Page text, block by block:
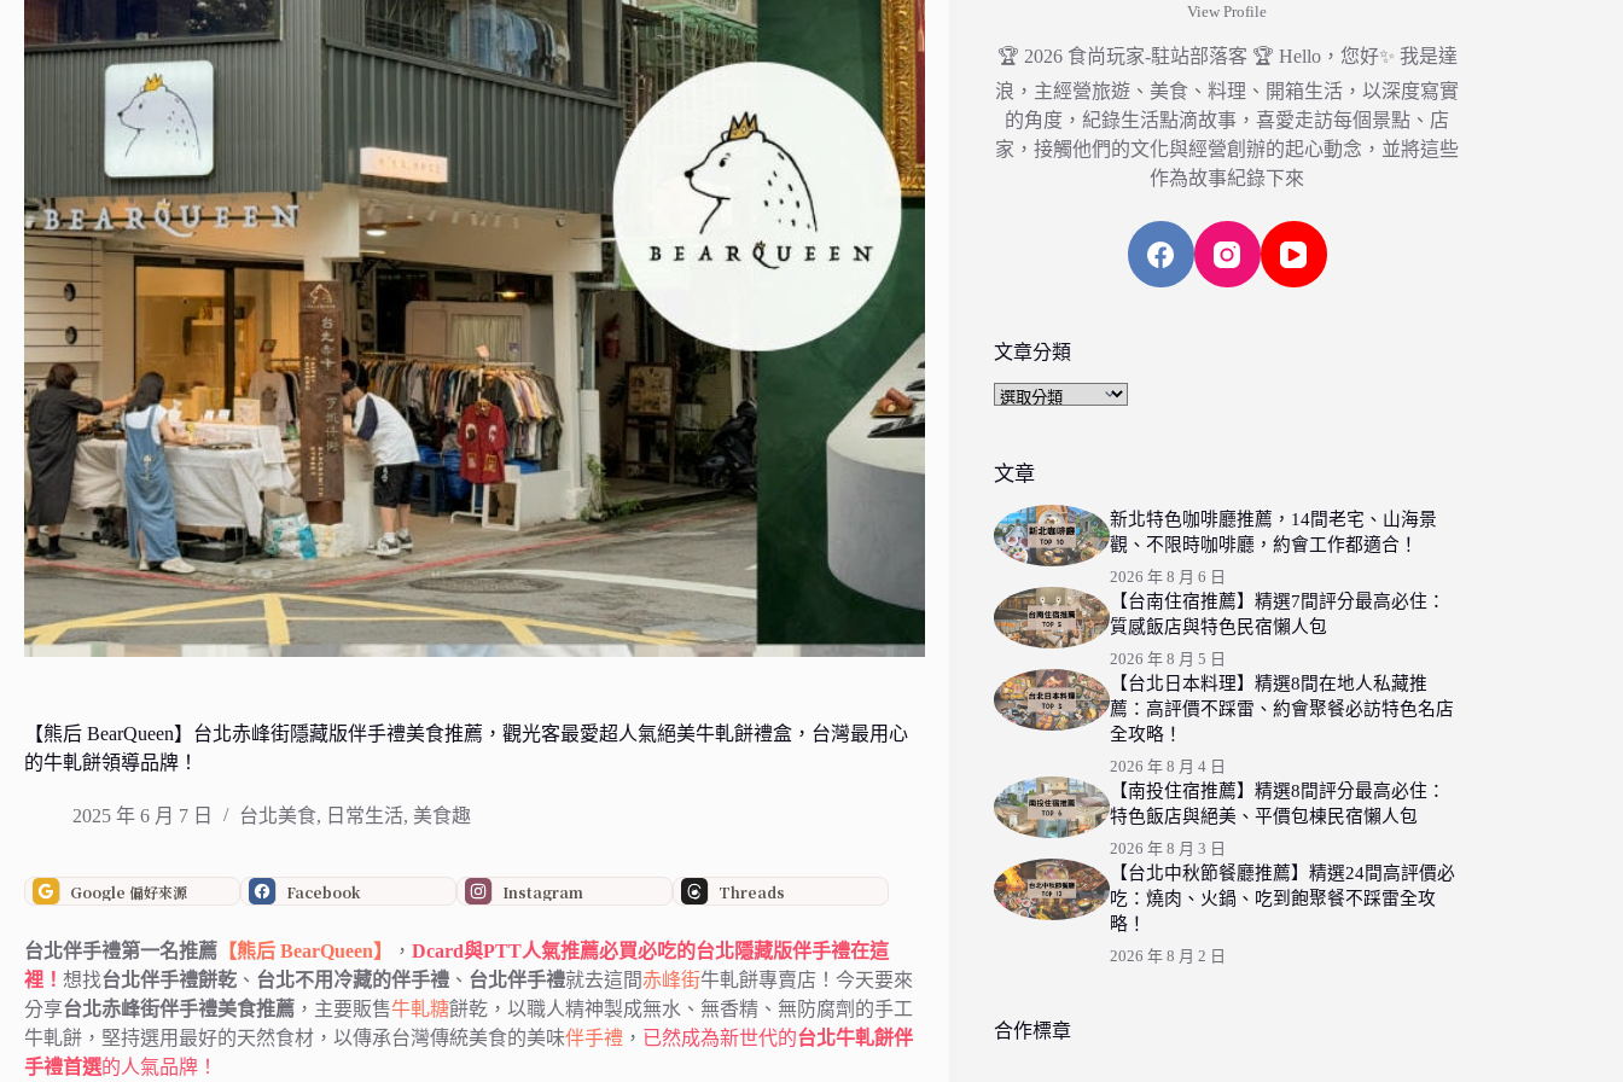
【熊后 BearQueen】台北赤峰街隱藏版伴手禮美食推薦，觀光客最愛超人氣絕美牛軋餅禮盒，台灣最用心
的牛軋餅領導品牌！
2025 年 6 月 7 日 台北美食, 日常生活, 美食趣
Google 偏好來源 Facebook Instagram Threads
台北伴手禮第一名推薦 【熊后 BearQueen】 ， Dcard與PTT人氣推薦必買必吃的台北隱藏版伴手禮在這
裡！ 想找台北伴手禮餅乾 、 台北不用冷藏的伴手禮 、 台北伴手禮就去這間赤峰街牛軋餅專賣店！今天要來
分享台北赤峰街伴手禮美食推薦 ，主要販售牛軋糖餅乾，以職人精神製成無水、無香精、無防腐劑的手工
牛軋餅，堅持選用最好的天然食材，以傳承台灣傳統美食的美味伴手禮 ， 已然成為新世代的台北牛軋餅伴
手禮首選的人氣品牌！
View Profile
🏆 2026 食尚玩家-駐站部落客 🏆 Hello，您好✨ 我是達
浪，主經營旅遊、美食、料理、開箱生活，以深度寫實
的角度，紀錄生活點滴故事，喜愛走訪每個景點、店
家，接觸他們的文化與經營創辦的起心動念，並將這些
作為故事紀錄下來
文章分類
文
類
文章
新北特色咖啡廳推薦，14間老宅、山海景
觀、不限時咖啡廳，約會工作都適合！
2026 年 8 月 6 日
【台南住宿推薦】精選7間評分最高必住：
質感飯店與特色民宿懶人包
2026 年 8 月 5 日
【台北日本料理】精選8間在地人私藏推
薦：高評價不踩雷、約會聚餐必訪特色名店
全攻略！
2026 年 8 月 4 日
【南投住宿推薦】精選8間評分最高必住：
特色飯店與絕美、平價包棟民宿懶人包
2026 年 8 月 3 日
【台北中秋節餐廳推薦】精選24間高評價必
吃：燒肉、火鍋、吃到飽聚餐不踩雷全攻
略！
2026 年 8 月 2 日
合作標章